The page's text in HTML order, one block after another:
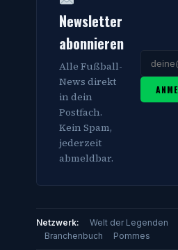
Newsletter
abonnieren
Alle Fußball-
News direkt
in dein
Postfach.
Kein Spam,
jederzeit
abmeldbar.
Netzwerk: Welt der Legenden
Branchenbuch
Pommes